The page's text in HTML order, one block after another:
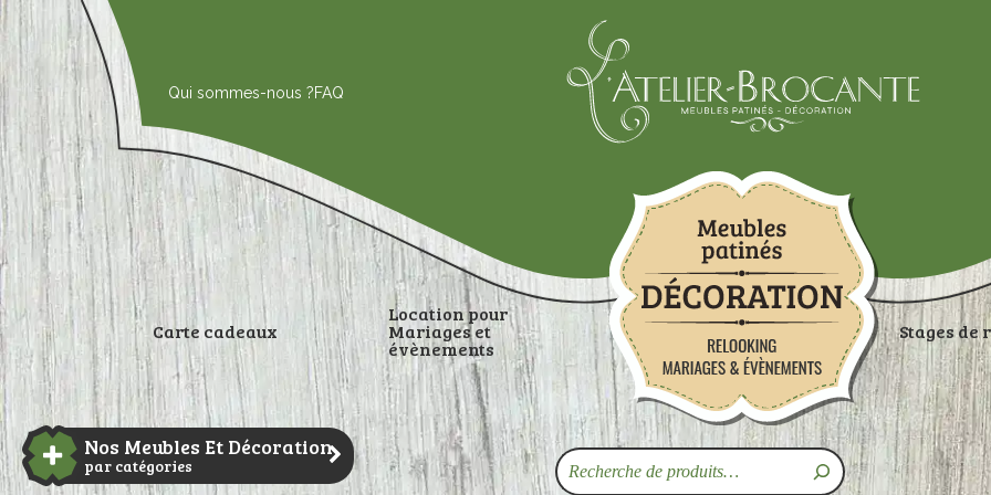
Aller
contenu
Qui sommes-nous ?FAQ
Carte cadeaux
Location pour
Mariages et
évènements
Stages de
Nos Meubles Et Décoration
par catégories DÉCORATION RANGEMENTS TABLES ASSISES
Recherche